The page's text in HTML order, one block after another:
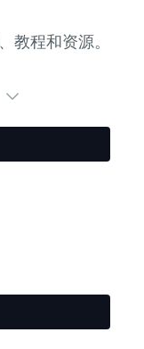
教程和资源。